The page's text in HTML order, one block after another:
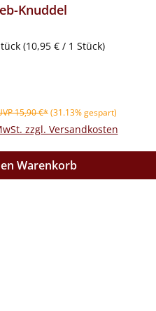
Knuddel
(10,95 € / 1 Stück)
Preis:
15,90 €*(31.13% gespart)
zzgl. Versandkosten
Warenkorb